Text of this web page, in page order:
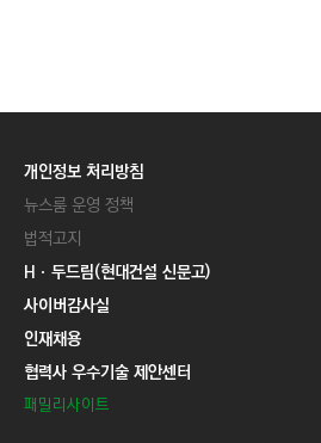
개인정보 처리방침
뉴스룸 운영 정책
법적고지
Hㆍ두드림(현대건설 신문고)
사이버감사실
인재채용
협력사 우수기술 제안센터
패밀리사이트